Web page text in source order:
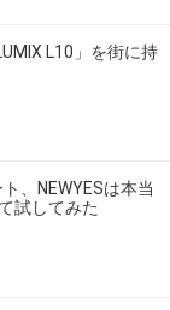
L10」を街に持
、NEWYESは本当
試してみた